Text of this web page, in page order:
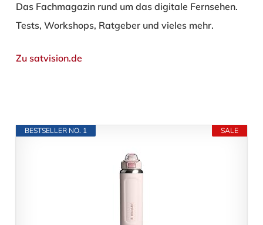
Das Fachmagazin rund um das digitale Fernsehen.
Tests, Workshops, Ratgeber und vieles mehr.
Zu satvision.de
SALE
BESTSELLER NO. 1